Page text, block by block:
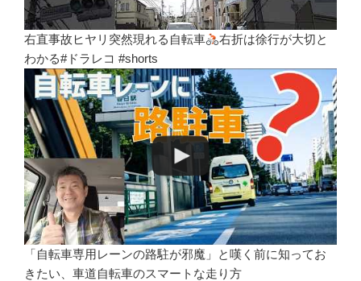
右直事故ヒヤリ突然現れる自転車
右折は徐行が大切と
わかる#ドラレコ #shorts
「自転車専用レーンの路駐が邪魔」と嘆く前に知ってお
きたい、車道自転車のスマートな走り方